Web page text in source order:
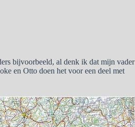
bijvoorbeeld, al denk ik dat mijn vader
en Otto doen het voor een deel met